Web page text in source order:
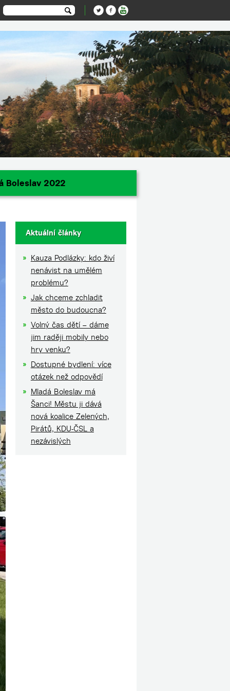
Boleslav 2022
Aktuální články
Kauza Podlázky: kdo živí
nenávist na umělém
problému?
Jak chceme zchladit
město do budoucna?
Volný čas dětí – dáme
jim raději mobily nebo
hry venku?
Dostupné bydlení: více
otázek než odpovědí
Mladá Boleslav má
Šanci! Městu ji dává
nová koalice Zelených,
Pirátů, KDU-ČSL a
nezávislých